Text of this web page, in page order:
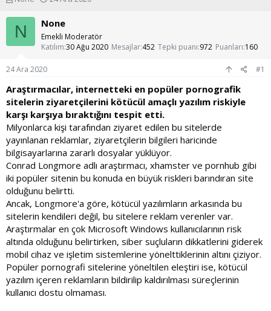
n
u
a
ş
l
a
t
a
n
ş
a
n
ç
t
a
r
i
h
i
N None
Emekli Moderatör
Katılım 30 Ağu 2020 Mesajlar 452 Tepki puanı 972 Puanları 160
24 Ara 2020 #1
Araştırmacılar, internetteki en popüler pornografik
sitelerin ziyaretçilerini kötücül amaçlı yazılım riskiyle
karşı karşıya bıraktığını tespit etti.
Milyonlarca kişi tarafından ziyaret edilen bu sitelerde
yayınlanan reklamlar, ziyaretçilerin bilgileri haricinde
bilgisayarlarına zararlı dosyalar yüklüyor.
Conrad Longmore adlı araştırmacı, xhamster ve pornhub gibi
iki popüler sitenin bu konuda en büyük riskleri barındıran site
olduğunu belirtti.
Ancak, Longmore'a göre, kötücül yazılımların arkasında bu
sitelerin kendileri değil, bu sitelere reklam verenler var.
Araştırmalar en çok Microsoft Windows kullanıcılarının risk
altında olduğunu belirtirken, siber suçluların dikkatlerini giderek
mobil cihaz ve işletim sistemlerine yönelttiklerinin altını çiziyor.
Popüler pornografi sitelerine yöneltilen eleştiri ise, kötücül
yazılım içeren reklamların bildirilip kaldırılması süreçlerinin
kullanıcı dostu olmaması.